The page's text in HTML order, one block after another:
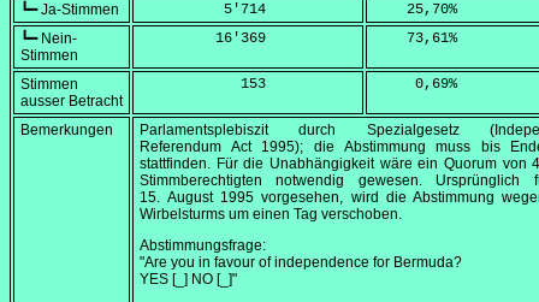
┗━ Ja-Stimmen
          5'714
    25,70
%
┗━ Nein-
Stimmen
         16'369
    73,61
%
Stimmen
ausser Betracht
            153
     0,69
%
Bemerkungen Parlamentsplebiszit durch Spezialgesetz (
Referendum Act 1995); die Abstimmung muss bis
stattfinden. Für die Unabhängigkeit wäre ein Quorum von
Stimmberechtigten notwendig gewesen. Ursprünglich
15. August 1995 vorgesehen, wird die Abstimmung
Wirbelsturms um einen Tag verschoben.
Abstimmungsfrage:
"Are you in favour of independence for Bermuda?
YES [_] NO [_]"